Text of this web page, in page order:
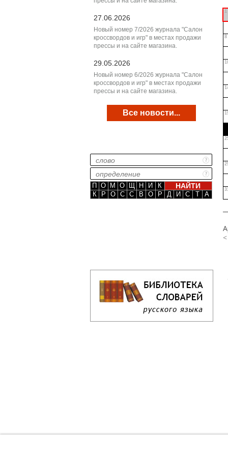
27.06.2026
Новый номер 7/2026 журнала "Салон
кроссвордов и игр" в местах продажи
прессы и на сайте магазина.
29.05.2026
Новый номер 6/2026 журнала "Салон
кроссвордов и игр" в местах продажи
прессы и на сайте магазина.
Все новости...
П О М О Щ Н И
К
К
Р О С С В О Р Д И С Т А
1
8
<